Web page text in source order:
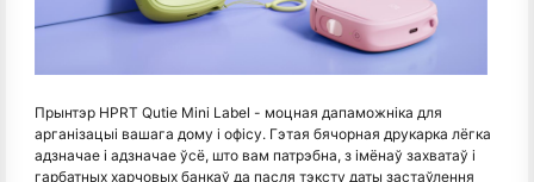
Прынтэр HPRT Qutie Mini Label - моцная дапаможніка для
арганізацыі вашага дому і офісу. Гэтая бячорная друкарка лёгка
адзначае і адзначае ўсё, што вам патрэбна, з імёнаў захватаў і
гарбатных харчовых банкаў да пасля тэксту даты застаўлення